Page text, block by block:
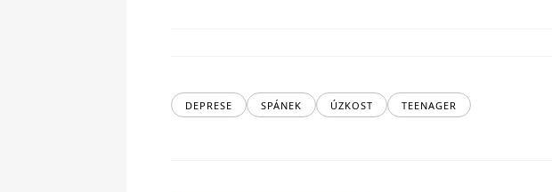
DEPRESE SPÁNEK ÚZKOST TEENAGER